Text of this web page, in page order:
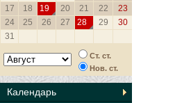
17
18 19 20 21 22
23
24
25 26 27 28 29
30
31
Ст. ст.
Нов. ст.
Календарь